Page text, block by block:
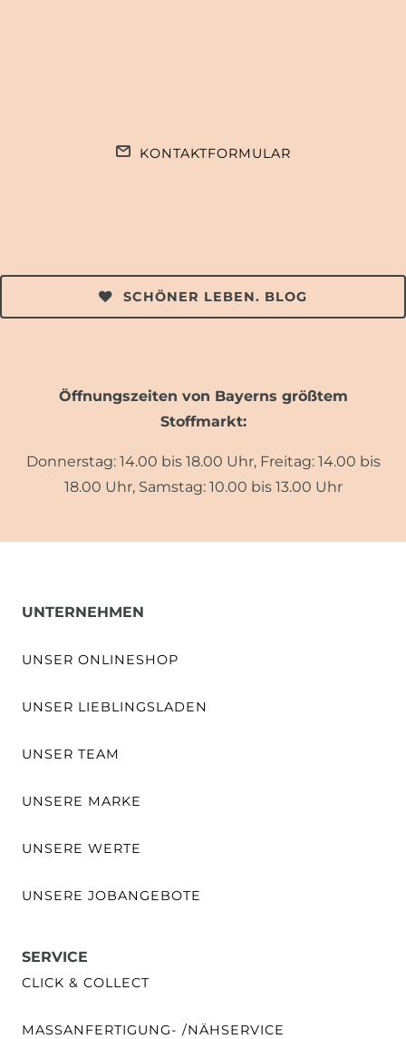
KONTAKTFORMULAR
SCHÖNER LEBEN. BLOG
Öffnungszeiten von Bayerns größtem
Stoffmarkt:
Donnerstag: 14.00 bis 18.00 Uhr, Freitag: 14.00 bis
18.00 Uhr, Samstag: 10.00 bis 13.00 Uhr
UNTERNEHMEN
UNSER ONLINESHOP
UNSER LIEBLINGSLADEN
UNSER TEAM
UNSERE MARKE
UNSERE WERTE
UNSERE JOBANGEBOTE
SERVICE
CLICK & COLLECT
MASSANFERTIGUNG- /NÄHSERVICE